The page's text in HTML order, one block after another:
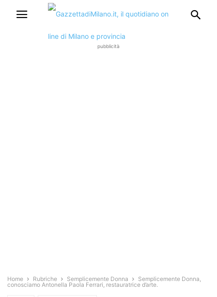
pubblicità
Home Rubriche Semplicemente Donna
Semplicemente Donna,
conosciamo Antonella Paola Ferrari, restauratrice d’arte.